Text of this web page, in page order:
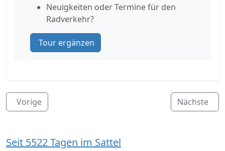
Neuigkeiten oder Termine für den
Radverkehr?
Tour ergänzen
Vorige Nächste
Seit 5522 Tagen im Sattel